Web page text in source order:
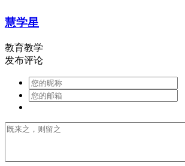
慧学星
教育教学
发布评论